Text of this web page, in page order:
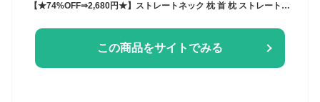
【★74%OFF⇒2,680円★】ストレートネック 枕 首 枕 ストレートネック ネックストレッチャー ネックピロー ストレッチ モデル セルフ整体 首枕 矯正 肩甲骨 肩 リラックス
この商品をサイトでみる